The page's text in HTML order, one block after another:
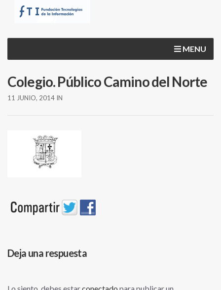
MENU
Colegio. Público Camino del Norte
11 JUNIO, 2014 IN
Deja una respuesta